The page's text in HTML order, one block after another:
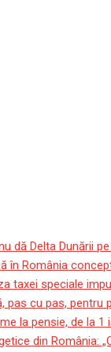
dă Delta Dunării
în România
taxei speciale
pas cu pas, pentru
la pensie, de la 1
din România: